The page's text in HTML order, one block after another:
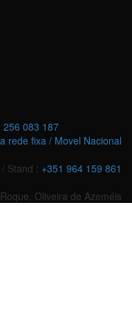
256 083 187
rede fixa / Movel Nacional
Stand : +351 964 159 861
Oliveira de Azeméis